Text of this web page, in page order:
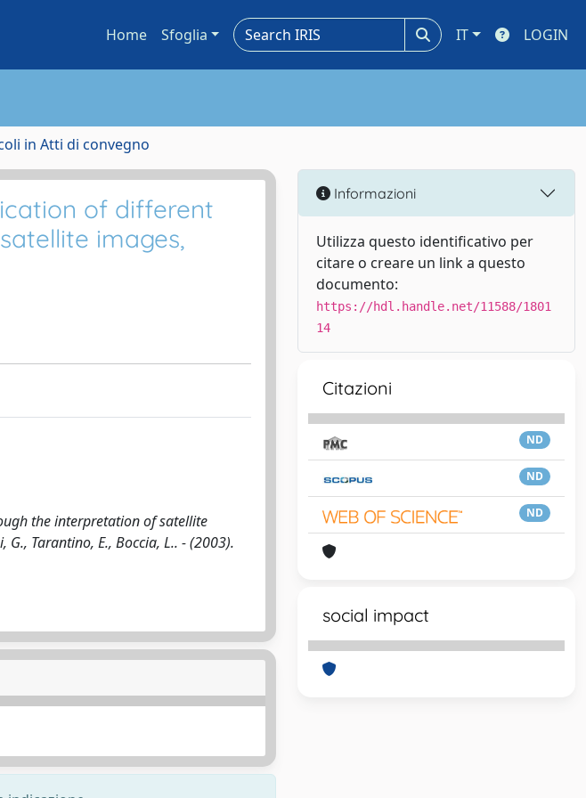
Home Sfoglia IT LOGIN
in Atti di convegno
of different
images,
the interpretation of satellite
Tarantino, E., Boccia, L.. - (2003).
Informazioni
Utilizza questo identificativo per
citare o creare un link a questo
documento:
https://hdl.handle.net/11588/1801
14
Citazioni
ND
ND
ND
social impact